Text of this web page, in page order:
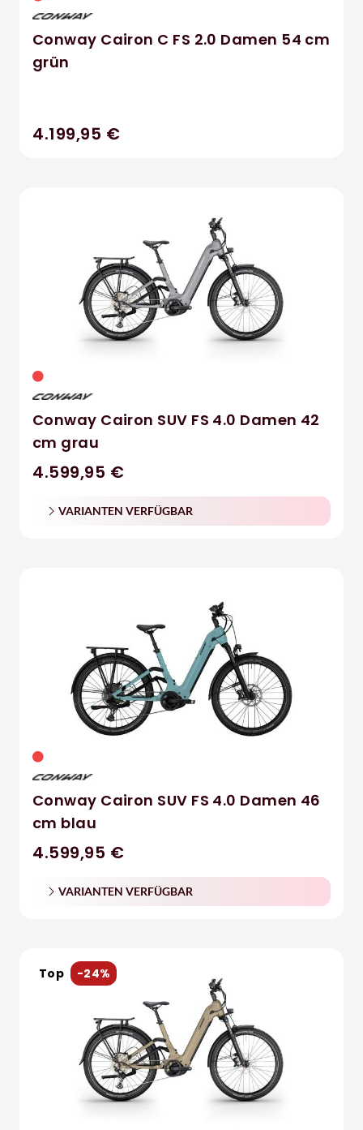
Conway Cairon C FS 2.0 Damen 54 cm
grün
4.199,95 €
Conway Cairon SUV FS 4.0 Damen 42
cm grau
4.599,95 €
VARIANTEN VERFÜGBAR
Conway Cairon SUV FS 4.0 Damen 46
cm blau
4.599,95 €
VARIANTEN VERFÜGBAR
Top -24%